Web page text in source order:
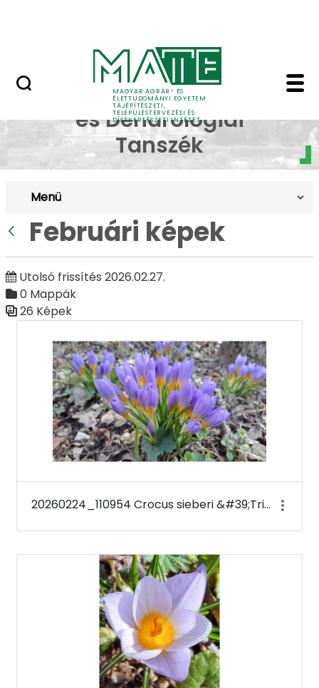
MAGYAR AGRÁR- ÉS
ÉLETTUDOMÁNYI EGYETEM
TÁJÉPÍTÉSZETI,
TELEPÜLÉSTERVEZÉSI ÉS
DÍSZKERTÉSZETI INTÉZET
Februári képek -
Dísznövénytermesztési
és Dendrológiai
Tanszék
Menü
Februári képek
Utolsó frissítés 2026.02.27.
0 Mappák
26 Képek
20260224_110954 Crocus sieberi &#39;Tricolor&#39;